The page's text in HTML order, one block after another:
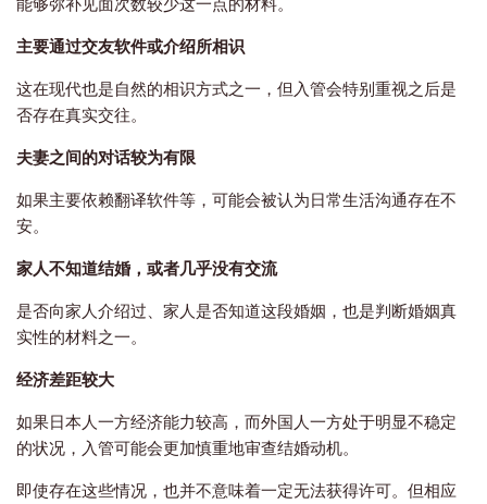
主要通过交友软件或介绍所相识
这在现代也是自然的相识方式之一，但入管会特别重视之后是
否存在真实交往。
夫妻之间的对话较为有限
如果主要依赖翻译软件等，可能会被认为日常生活沟通存在不
安。
家人不知道结婚，或者几乎没有交流
是否向家人介绍过、家人是否知道这段婚姻，也是判断婚姻真
实性的材料之一。
经济差距较大
如果日本人一方经济能力较高，而外国人一方处于明显不稳定
的状况，入管可能会更加慎重地审查结婚动机。
即使存在这些情况，也并不意味着一定无法获得许可。但相应